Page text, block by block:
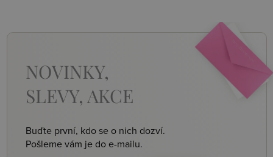
NOVINKY,
SLEVY, AKCE
Buďte první, kdo se o nich dozví.
Pošleme vám je do e-mailu.